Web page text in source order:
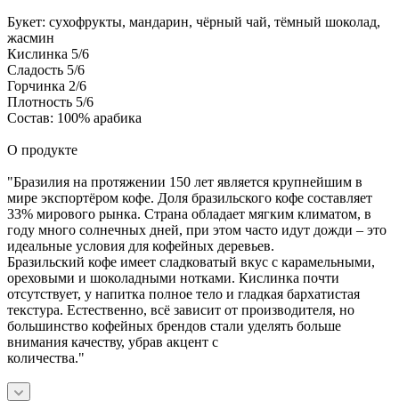
Букет: сухофрукты, мандарин, чёрный чай, тёмный шоколад,
жасмин
Кислинка 5/6
Сладость 5/6
Горчинка 2/6
Плотность 5/6
Состав: 100% арабика
О продукте
"Бразилия на протяжении 150 лет является крупнейшим в
мире экспортёром кофе. Доля бразильского кофе составляет
33% мирового рынка. Страна обладает мягким климатом, в
году много солнечных дней, при этом часто идут дожди – это
идеальные условия для кофейных деревьев.
Бразильский кофе имеет сладковатый вкус с карамельными,
ореховыми и шоколадными нотками. Кислинка почти
отсутствует, у напитка полное тело и гладкая бархатистая
текстура. Естественно, всё зависит от производителя, но
большинство кофейных брендов стали уделять больше
внимания качеству, убрав акцент с
количества."